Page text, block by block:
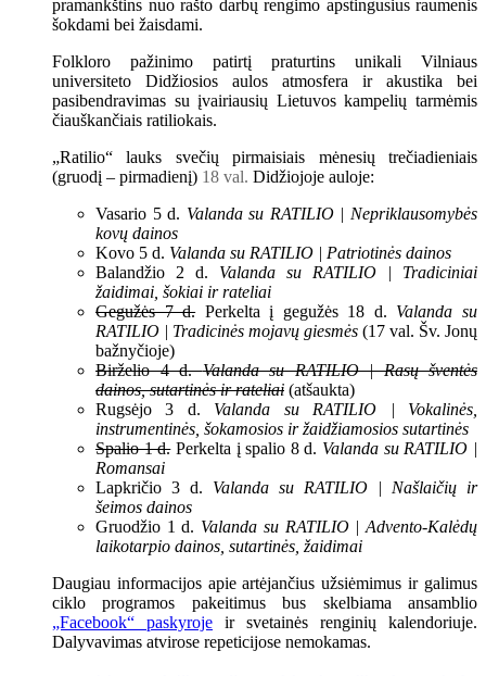
pramankštins nuo rašto darbų rengimo apstingusius raumenis
šokdami bei žaisdami.
Folkloro pažinimo patirtį praturtins unikali Vilniaus
universiteto Didžiosios aulos atmosfera ir akustika bei
pasibendravimas su įvairiausių Lietuvos kampelių tarmėmis
čiauškančiais ratiliokais.
„Ratilio“ lauks svečių pirmaisiais mėnesių trečiadieniais
(gruodį – pirmadienį) 18 val. Didžiojoje auloje:
Vasario 5 d. Valanda su RATILIO | Nepriklausomybės
kovų dainos
Kovo 5 d. Valanda su RATILIO | Patriotinės dainos
Balandžio 2 d. Valanda su RATILIO | Tradiciniai
žaidimai, šokiai ir rateliai
Gegužės 7 d.Perkelta į gegužės 18 d. Valanda su
RATILIO | Tradicinės mojavų giesmės (17 val. Šv. Jonų
bažnyčioje)
Birželio 4 d.Valanda su RATILIO | Rasų šventės
dainos, sutartinės ir rateliai (atšaukta)
Rugsėjo 3 d. Valanda su RATILIO | Vokalinės,
instrumentinės, šokamosios ir žaidžiamosios sutartinės
Spalio 1 d.Perkelta į spalio 8 d. Valanda su RATILIO |
Romansai
Lapkričio 3 d. Valanda su RATILIO | Našlaičių ir
šeimos dainos
Gruodžio 1 d. Valanda su RATILIO | Advento-Kalėdų
laikotarpio dainos, sutartinės, žaidimai
Daugiau informacijos apie artėjančius užsiėmimus ir galimus
ciklo programos pakeitimus bus skelbiama ansamblio
„Facebook“ paskyroje ir svetainės renginių kalendoriuje.
Dalyvavimas atvirose repeticijose nemokamas.